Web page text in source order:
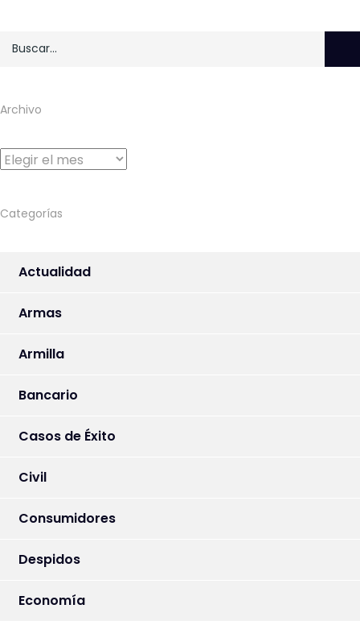
Archivo
Archivo
Categorías
Actualidad
Armas
Armilla
Bancario
Casos de Éxito
Civil
Consumidores
Despidos
Economía